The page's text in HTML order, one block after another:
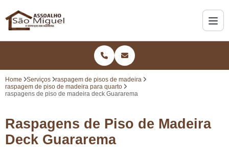
Home Serviços
raspagem de pisos de madeira
raspagem de piso de madeira para quarto
raspagens de piso de madeira deck Guararema
Raspagens de Piso de Madeira
Deck Guararema